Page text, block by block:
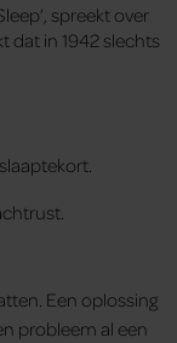
spreekt over
dat in 1942 slechts
Een oplossing
probleem al een